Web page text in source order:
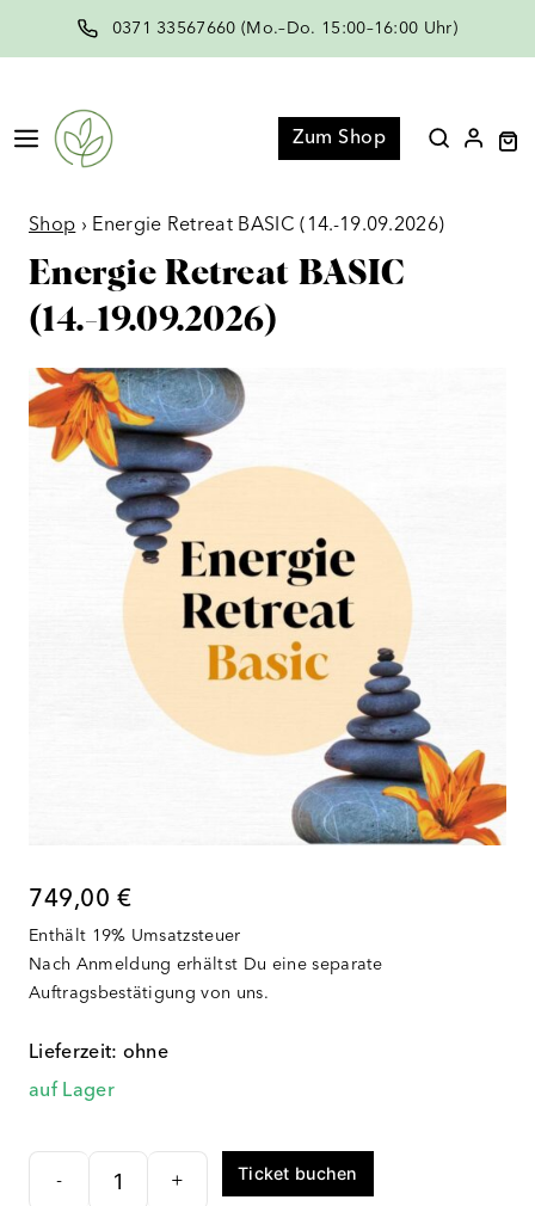
0371 33567660 (Mo.–Do. 15:00–16:00 Uhr)
Menü Zum Shop
Shop › Energie Retreat BASIC (14.-19.09.2026)
Energie Retreat BASIC
(14.-19.09.2026)
749,00€
Enthält 19% Umsatzsteuer
Nach Anmeldung erhältst Du eine separate
Auftragsbestätigung von uns.
Lieferzeit: ohne
auf Lager
-
Energie
+ Ticket buchen